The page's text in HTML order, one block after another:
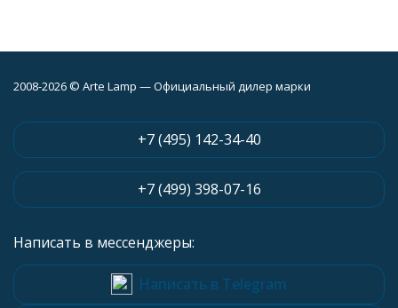
2008-2026 © Arte Lamp — Официальный дилер марки
+7 (495) 142-34-40
+7 (499) 398-07-16
Написать в мессенджеры:
Написать в Telegram